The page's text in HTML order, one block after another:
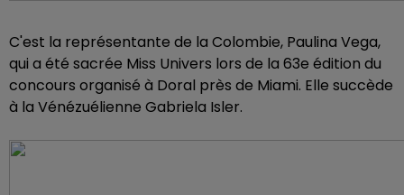
C'est la représentante de la Colombie, Paulina Vega,
qui a été sacrée Miss Univers lors de la 63e édition du
concours organisé à Doral près de Miami. Elle succède
à la Vénézuélienne Gabriela Isler.